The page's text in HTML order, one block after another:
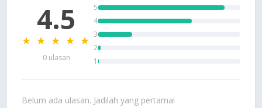
4.5
★ ★ ★ ★ ★
0 ulasan
5
4
3
2
1
Belum ada ulasan. Jadilah yang pertama!